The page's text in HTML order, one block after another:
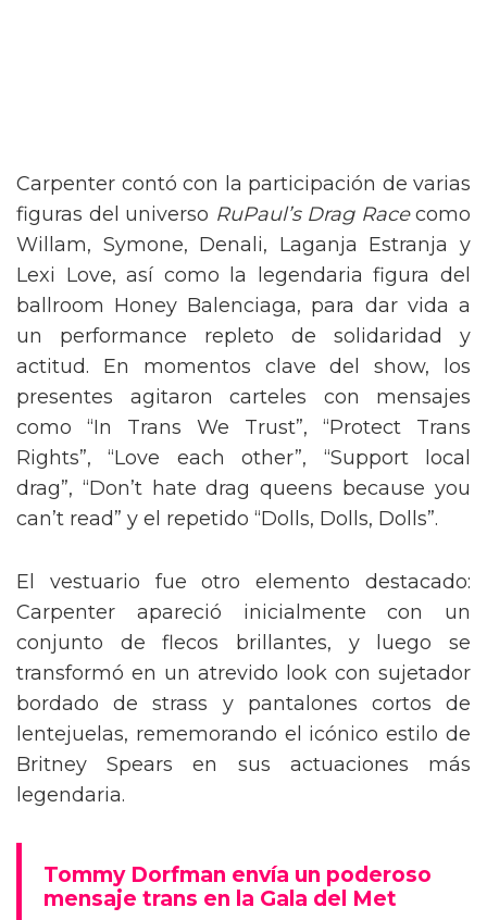
Carpenter contó con la participación de varias
figuras del universo RuPaul’s Drag Racecomo
Willam, Symone, Denali, Laganja Estranja y
Lexi Love, así como la legendaria figura del
ballroom Honey Balenciaga, para dar vida a
un performance repleto de solidaridad y
actitud. En momentos clave del show, los
presentes agitaron carteles con mensajes
como “In Trans We Trust”, “Protect Trans
Rights”, “Love each other”, “Support local
drag”, “Don’t hate drag queens because you
can’t read” y el repetido “Dolls, Dolls, Dolls”.
El vestuario fue otro elemento destacado:
Carpenter apareció inicialmente con un
conjunto de flecos brillantes, y luego se
transformó en un atrevido look con sujetador
bordado de strass y pantalones cortos de
lentejuelas, rememorando el icónico estilo de
Britney Spears en sus actuaciones más
legendaria.
Tommy Dorfman envía un poderoso
mensaje trans en la Gala del Met